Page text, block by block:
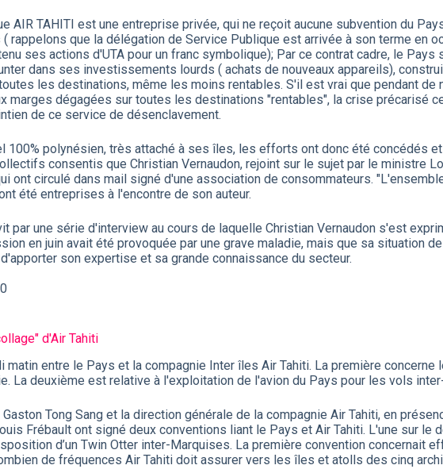
AIR TAHITI est une entreprise privée, qui ne reçoit aucune subvention du
rappelons que la délégation de Service Publique est arrivée à son terme en
ses actions d'UTA pour un franc symbolique); Par ce contrat cadre, le
dans ses investissements lourds ( achats de nouveaux appareils),
les destinations, même les moins rentables. S'il est vrai que pendant de
marges dégagées sur toutes les destinations "rentables", la crise précarisé
de ce service de désenclavement.
100% polynésien, très attaché à ses îles, les efforts ont donc été concédés
consentis que Christian Vernaudon, rejoint sur le sujet par le ministre
ont circulé dans mail signé d'une association de consommateurs.
été entreprises à l'encontre de son auteur.
par une série d'interview au cours de laquelle Christian Vernaudon s'est
en juin avait été provoquée par une grave maladie, mais que sa situation
son expertise et sa grande connaissance du secteur.
d'Air Tahiti
entre le Pays et la compagnie Inter îles Air Tahiti. La première
La deuxième est relative à l'exploitation de l'avion du Pays pour les vols
Tong Sang et la direction générale de la compagnie Air Tahiti, en
Frébault ont signé deux conventions liant le Pays et Air Tahiti. L'une sur le
d’un Twin Otter inter-Marquises. La première convention concernait
de fréquences Air Tahiti doit assurer vers les îles et atolls des cinq